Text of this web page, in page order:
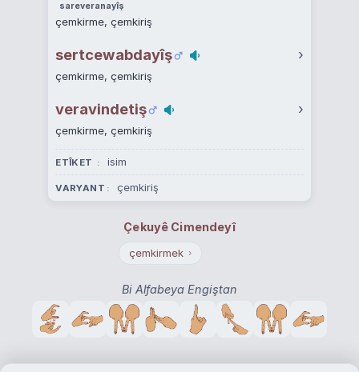
sareveranayîş
çemkirme, çemkiriş
sertcewabdayîş ›
çemkirme, çemkiriş
veravindetiş ›
çemkirme, çemkiriş
ETÎKET isim
VARYANT çemkiriş
Çekuyê Cimendeyî
çemkirmek ›
Bi Alfabeya Engiştan